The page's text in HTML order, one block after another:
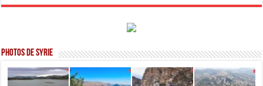
Photos de Syrie